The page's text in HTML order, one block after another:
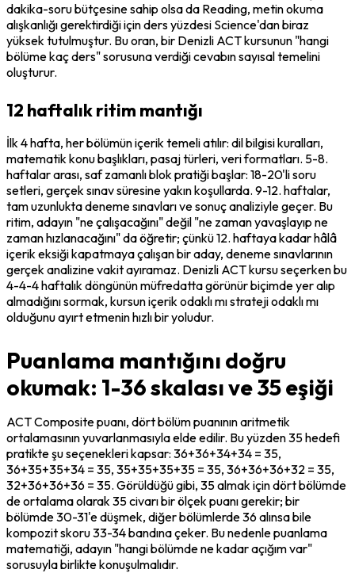
dakika-soru bütçesine sahip olsa da Reading, metin okuma
alışkanlığı gerektirdiği için ders yüzdesi Science'dan biraz
yüksek tutulmuştur. Bu oran, bir Denizli ACT kursunun "hangi
bölüme kaç ders" sorusuna verdiği cevabın sayısal temelini
oluşturur.
12 haftalık ritim mantığı
İlk 4 hafta, her bölümün içerik temeli atılır: dil bilgisi kuralları,
matematik konu başlıkları, pasaj türleri, veri formatları. 5-8.
haftalar arası, saf zamanlı blok pratiği başlar: 18-20'li soru
setleri, gerçek sınav süresine yakın koşullarda. 9-12. haftalar,
tam uzunlukta deneme sınavları ve sonuç analiziyle geçer. Bu
ritim, adayın "ne çalışacağını" değil "ne zaman yavaşlayıp ne
zaman hızlanacağını" da öğretir; çünkü 12. haftaya kadar hâlâ
içerik eksiği kapatmaya çalışan bir aday, deneme sınavlarının
gerçek analizine vakit ayıramaz. Denizli ACT kursu seçerken bu
4-4-4 haftalık döngünün müfredatta görünür biçimde yer alıp
almadığını sormak, kursun içerik odaklı mı strateji odaklı mı
olduğunu ayırt etmenin hızlı bir yoludur.
Puanlama mantığını doğru
okumak: 1-36 skalası ve 35 eşiği
ACT Composite puanı, dört bölüm puanının aritmetik
ortalamasının yuvarlanmasıyla elde edilir. Bu yüzden 35 hedefi
pratikte şu seçenekleri kapsar: 36+36+34+34 = 35,
36+35+35+34 = 35, 35+35+35+35 = 35, 36+36+36+32 = 35,
32+36+36+36 = 35. Görüldüğü gibi, 35 almak için dört bölümde
de ortalama olarak 35 civarı bir ölçek puanı gerekir; bir
bölümde 30-31'e düşmek, diğer bölümlerde 36 alınsa bile
kompozit skoru 33-34 bandına çeker. Bu nedenle puanlama
matematiği, adayın "hangi bölümde ne kadar açığım var"
sorusuyla birlikte konuşulmalıdır.